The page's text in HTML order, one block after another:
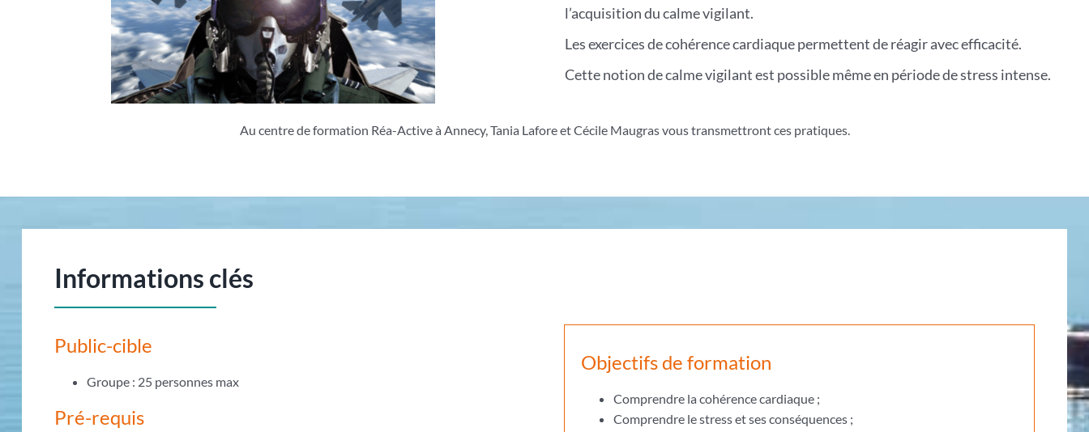
l’acquisition du calme vigilant.
Les exercices de cohérence cardiaque permettent de réagir avec efficacité.
Cette notion de calme vigilant est possible même en période de stress intense.
Au centre de formation Réa-Active à Annecy, Tania Lafore et Cécile Maugras vous transmettront ces pratiques.
Informations clés
Public-cible
Groupe : 25 personnes max
Pré-requis
Objectifs de formation
Comprendre la cohérence cardiaque ;
Comprendre le stress et ses conséquences ;